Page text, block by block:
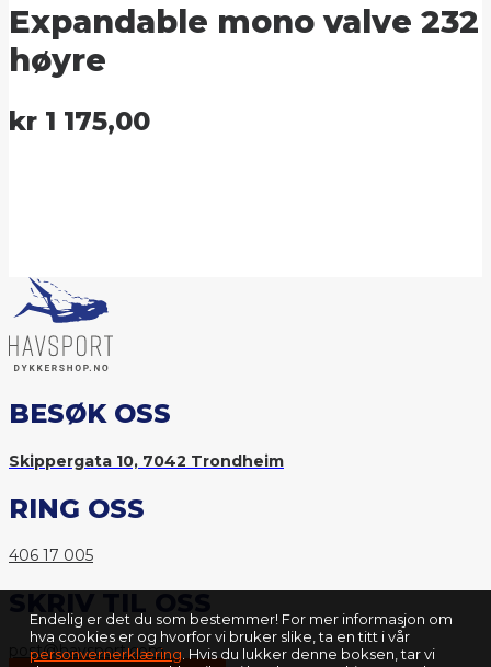
Expandable mono valve 232
høyre
kr 1 175,00
BESØK OSS
Skippergata 10, 7042 Trondheim
RING OSS
406 17 005
post@havsport.com
Endelig er det du som bestemmer! For mer informasjon om
hva cookies er og hvorfor vi bruker slike, ta en titt i vår
personvernerklæring . Hvis du lukker denne boksen, tar vi